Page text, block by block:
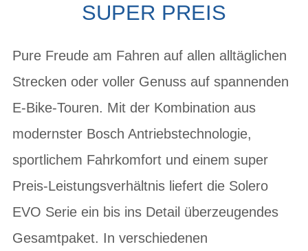
SUPER PREIS
Pure Freude am Fahren auf allen alltäglichen
Strecken oder voller Genuss auf spannenden
E-Bike-Touren. Mit der Kombination aus
modernster Bosch Antriebstechnologie,
sportlichem Fahrkomfort und einem super
Preis-Leistungsverhältnis liefert die Solero
EVO Serie ein bis ins Detail überzeugendes
Gesamtpaket. In verschiedenen